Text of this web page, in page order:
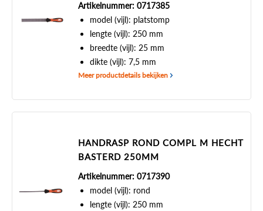
Artikelnummer: 0717385
model (vijl): platstomp
lengte (vijl): 250 mm
breedte (vijl): 25 mm
dikte (vijl): 7,5 mm
Meer productdetails bekijken
HANDRASP ROND COMPL M HECHT
BASTERD 250MM
Artikelnummer: 0717390
model (vijl): rond
lengte (vijl): 250 mm